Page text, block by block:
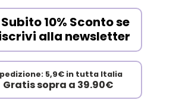
Subito 10% Sconto se
alla newsletter
5,9€ in tutta Italia
Gratis sopra a 39.90€